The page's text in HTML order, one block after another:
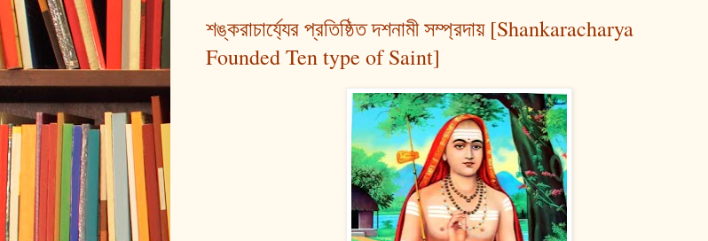
শঙ্করাচার্য্যের প্রতিষ্ঠিত দশনামী সম্প্রদায় [Shankaracharya
Founded Ten type of Saint]